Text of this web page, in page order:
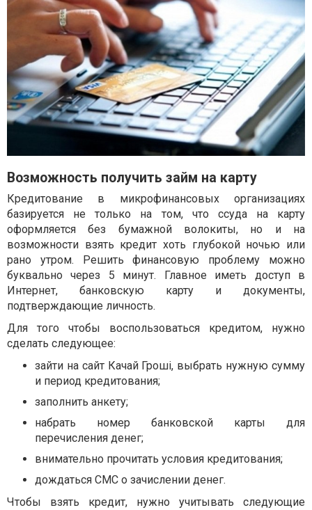
Возможность получить займ на карту
Кредитование в микрофинансовых организациях
базируется не только на том, что ссуда на карту
оформляется без бумажной волокиты, но и на
возможности взять кредит хоть глубокой ночью или
рано утром. Решить финансовую проблему можно
буквально через 5 минут. Главное иметь доступ в
Интернет, банковскую карту и документы,
подтверждающие личность.
Для того чтобы воспользоваться кредитом, нужно
сделать следующее:
зайти на сайт Качай Гроші, выбрать нужную сумму
и период кредитования;
заполнить анкету;
набрать номер банковской карты для
перечисления денег;
внимательно прочитать условия кредитования;
дождаться СМС о зачислении денег.
Чтобы взять кредит, нужно учитывать следующие